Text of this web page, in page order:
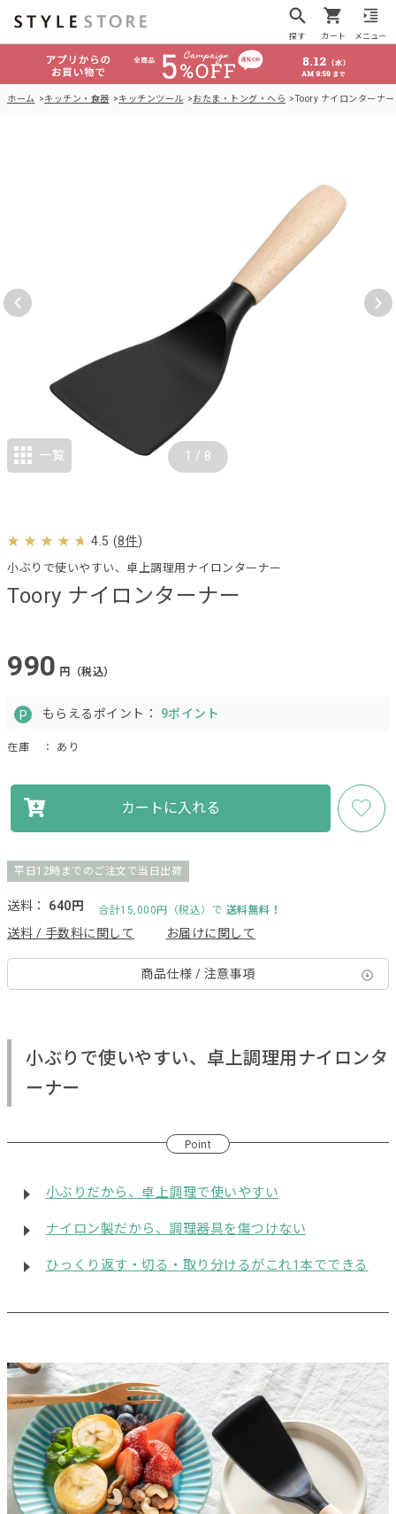
探す カート メニュー
ホーム キッチン・食器 キッチンツール おたま・トング・へら Toory ナイロンターナー
Toory ナイロンターナー
小ぶりで使いやすい、卓上調理用ナイロンターナー
4.5 (8件)
990 円（税込）
もらえるポイント： 9ポイント
在庫 ： あり
カートに入れる
平日12時までのご注文で当日出荷
送料： 640円 合計15,000円（税込）で 送料無料！
送料 / 手数料に関して お届けに関して
商品仕様 / 注意事項
1 / 8
一覧
小ぶりで使いやすい、卓上調理用ナイロンタ
ーナー
Point
小ぶりだから、卓上調理で使いやすい
ナイロン製だから、調理器具を傷つけない
ひっくり返す・切る・取り分けるがこれ1本でできる